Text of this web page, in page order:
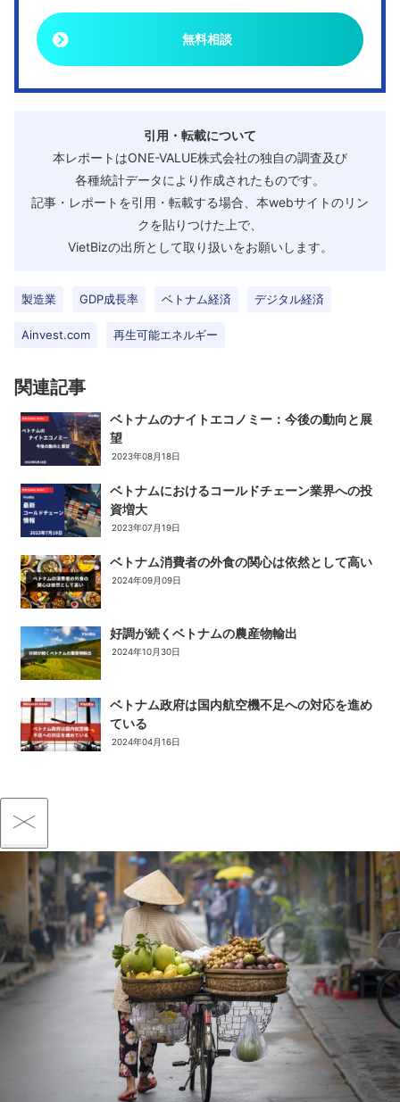
無料相談
引用・転載について
本レポートはONE-VALUE株式会社の独自の調査及び
各種統計データにより作成されたものです。
記事・レポートを引用・転載する場合、本webサイトのリン
クを貼りつけた上で、
VietBizの出所として取り扱いをお願いします。
製造業 GDP成長率 ベトナム経済 デジタル経済
Ainvest.com 再生可能エネルギー
関連記事
ベトナムのナイトエコノミー：今後の動向と展
望
2023年08月18日
ベトナムにおけるコールドチェーン業界への投
資増大
2023年07月19日
ベトナム消費者の外食の関心は依然として高い
2024年09月09日
好調が続くベトナムの農産物輸出
2024年10月30日
ベトナム政府は国内航空機不足への対応を進め
ている
2024年04月16日